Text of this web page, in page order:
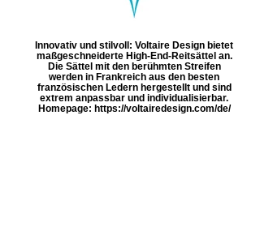
Innovativ und stilvoll: Voltaire Design bietet
maßgeschneiderte High-End-Reitsättel an.
Die Sättel mit den berühmten Streifen
werden in Frankreich aus den besten
französischen Ledern hergestellt und sind
extrem anpassbar und individualisierbar.
Homepage: https://voltairedesign.com/de/